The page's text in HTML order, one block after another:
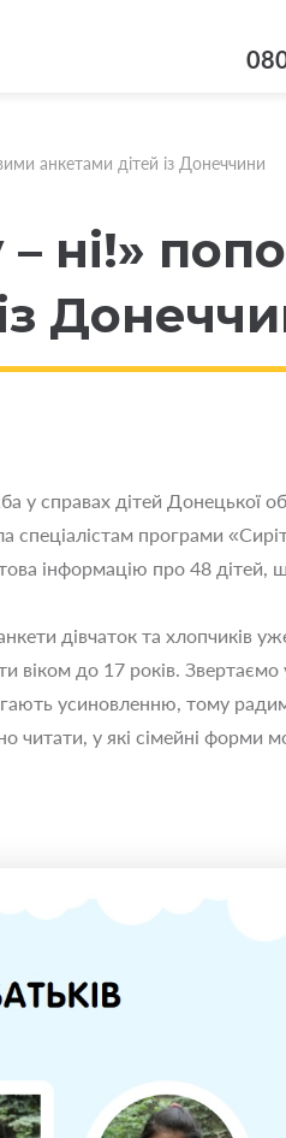
анкетами дітей із Донеччини
ні!»
у справах дітей Донецької
спеціалістам програми
інформацію про 48 дітей,
дівчаток та хлопчиків
віком до 17 років. Звертаємо
усиновленню, тому
читати, у які сімейні форми